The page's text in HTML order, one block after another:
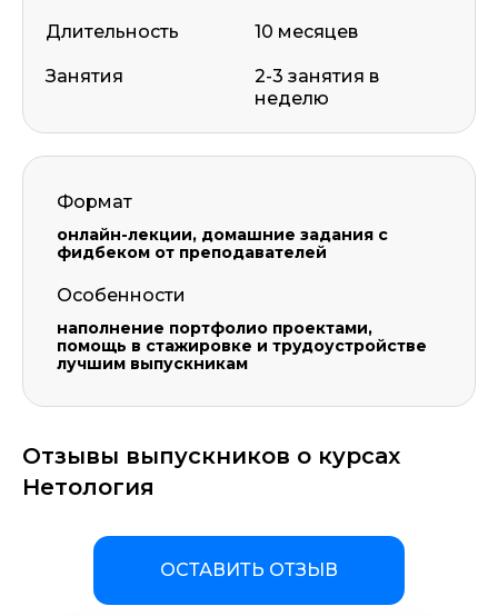
Длительность
Занятия
10 месяцев
2-3 занятия в
неделю
Формат
онлайн-лекции, домашние задания с
фидбеком от преподавателей
Особенности
наполнение портфолио проектами,
помощь в стажировке и трудоустройстве
лучшим выпускникам
Отзывы выпускников о курсах
Нетология
ОСТАВИТЬ ОТЗЫВ
Оставить комментарий